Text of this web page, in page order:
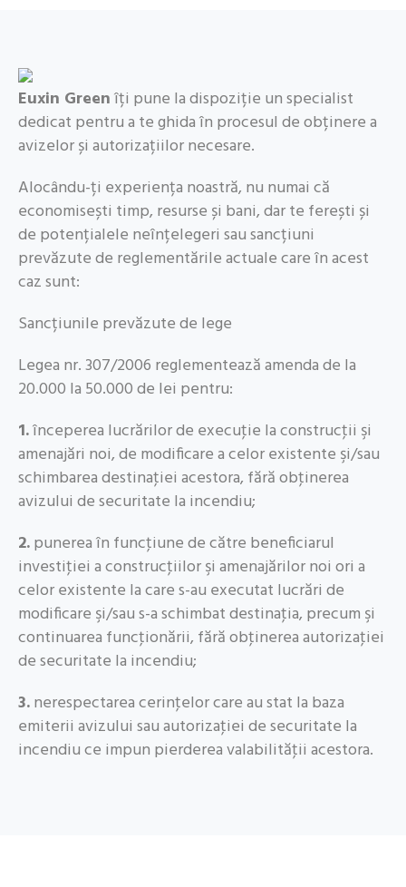
Euxin Greenîți pune la dispoziție un specialist
dedicat pentru a te ghida în procesul de obținere a
avizelor și autorizațiilor necesare.
Alocându-ți experiența noastră, nu numai că
economisești timp, resurse și bani, dar te ferești și
de potențialele neînțelegeri sau sancțiuni
prevăzute de reglementările actuale care în acest
caz sunt:
Sancțiunile prevăzute de lege
Legea nr. 307/2006 reglementează amenda de la
20.000 la 50.000 de lei pentru:
1.începerea lucrărilor de execuţie la construcţii şi
amenajări noi, de modificare a celor existente şi/sau
schimbarea destinaţiei acestora, fără obţinerea
avizului de securitate la incendiu;
2.punerea în funcţiune de către beneficiarul
investiţiei a construcţiilor şi amenajărilor noi ori a
celor existente la care s-au executat lucrări de
modificare şi/sau s-a schimbat destinaţia, precum şi
continuarea funcţionării, fără obţinerea autorizaţiei
de securitate la incendiu;
3.nerespectarea cerinţelor care au stat la baza
emiterii avizului sau autorizaţiei de securitate la
incendiu ce impun pierderea valabilităţii acestora.